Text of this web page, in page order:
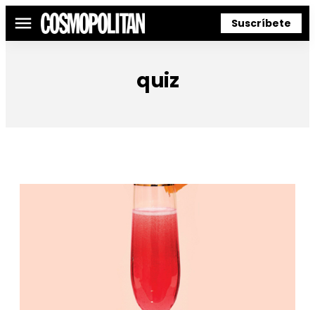
Menú Suscríbete
quiz